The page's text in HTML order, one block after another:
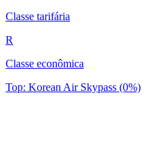
Classe tarifária
R
Classe econômica
Top: Korean Air Skypass (0%)